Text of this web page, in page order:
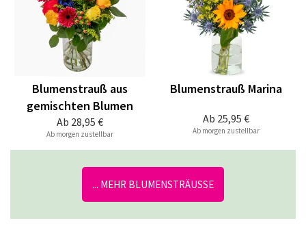
Ab 28,95 €
Blumenstrauß aus
gemischten Blumen
Ab morgen zustellbar
Ab 25,95 €
Blumenstrauß Marina
Ab morgen zustellbar
... MEHR BLUMENSTRÄUSSE